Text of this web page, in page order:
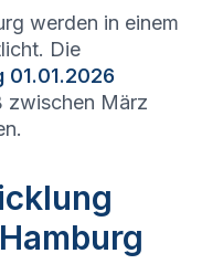
werden in einem
Die
01.01.2026
zwischen März